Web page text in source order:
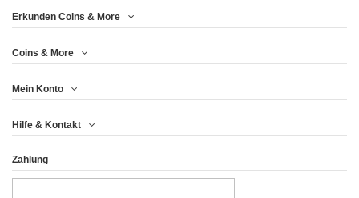
Price
Jahr
Metall
Finish
Land
Erkunden Coins & More
Coins & More
Mein Konto
Hilfe & Kontakt
Zahlung